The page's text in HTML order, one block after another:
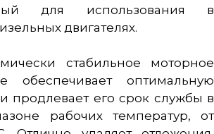
для использования в
двигателях.
стабильное моторное
обеспечивает оптимальную
продлевает его срок службы в
рабочих температур, от